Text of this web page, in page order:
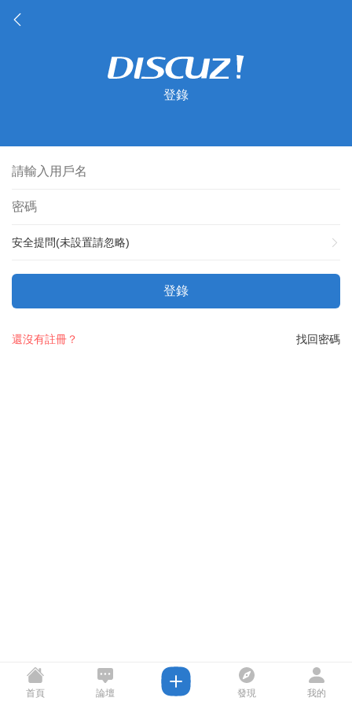
登錄
安全提問(未設置請忽略)
登錄
找回密碼
還沒有註冊？
首頁 論壇 發現 我的